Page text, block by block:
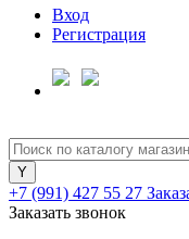
Вход
Регистрация
+7 (991) 427 55 27
Заказать звонок